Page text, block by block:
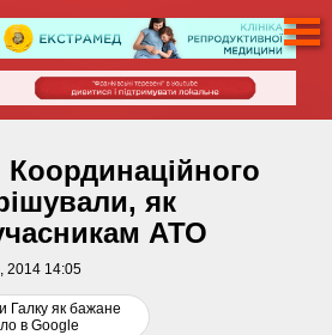
Координаційного
як
АТО
2014 14:05
Галку як бажане
в Google